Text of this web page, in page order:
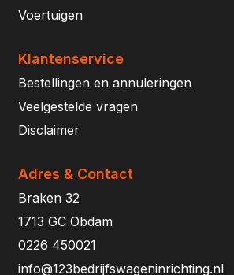
Voertuigen
Klantenservice
Bestellingen en annuleringen
Veelgestelde vragen
Disclaimer
Adres & Contact
Braken 32
1713 GC Obdam
0226 450021
info@123bedrijfswageninrichting.nl